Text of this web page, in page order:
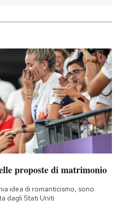
proposte di matrimonio
idea di romanticismo, sono
dagli Stati Uniti